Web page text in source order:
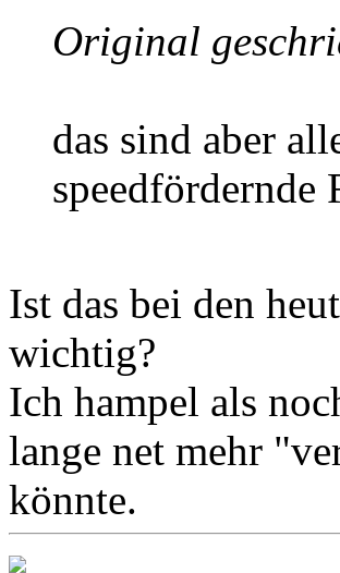
Original
das sind aber
speedfördernde
Ist das bei den
wichtig?
Ich hampel als
lange net mehr
könnte.